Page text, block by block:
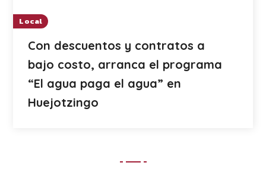
Local
Con descuentos y contratos a
bajo costo, arranca el programa
“El agua paga el agua” en
Huejotzingo